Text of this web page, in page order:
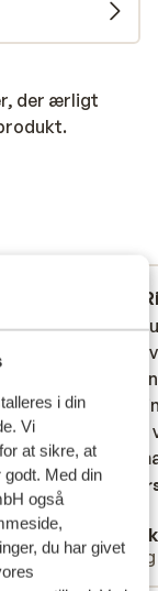
i din
Vi
at sikre, at
Med din
også
du har givet
der ærligt
dag
vi
dag
vi...
All
lite
All
lite